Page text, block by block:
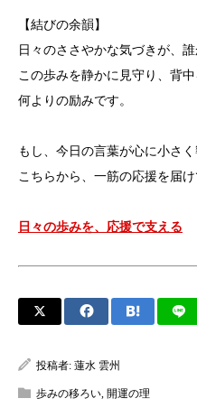
【結びの余韻】
日々のささやかな気づきが、
この歩みを静かに見守り、背
何よりの励みです。
もし、今日の言葉が心に小さく
こちらから、一筋の応援を届
日々の歩みを、応援で支える
投稿者: 蓮水 雲州
歩みの移ろい, 開運の理